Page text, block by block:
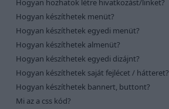
Hogyan hozhatok létre hivatkozást/linket?
Hogyan készíthetek menüt?
Hogyan készíthetek egyedi menüt?
Hogyan készíthetek almenüt?
Hogyan készíthetek egyedi dizájnt?
Hogyan készíthetek saját fejlécet / hátteret?
Hogyan készíthetek bannert, buttont?
Mi az a css kód?